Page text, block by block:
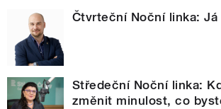
Čtvrteční Noční linka:
Středeční Noční linka:
změnit minulost, co